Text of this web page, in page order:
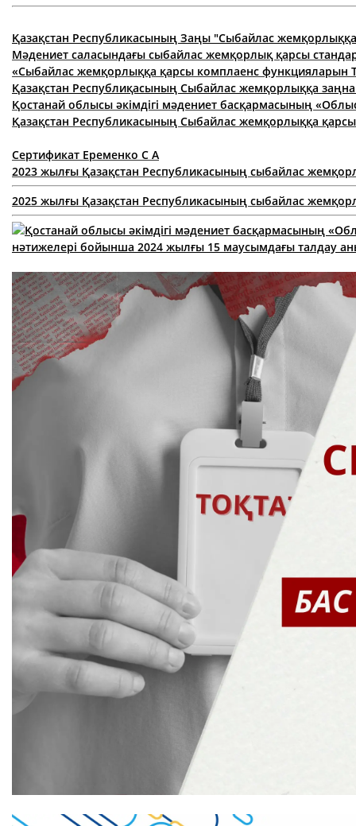
Қазақстан Республикасының Заңы "Сыбайлас
Мәдениет саласындағы сыбайлас жемқорлық қарсы
«Сыбайлас жемқорлыққа қарсы комплаенс функцияларын
Қазақстан Республиқасының Сыбайлас жемқорлыққа
Қостанай облысы әкімдігі мәдениет басқармасының
Қазақстан Республикасының Сыбайлас жемқорлыққа
Сертификат Еременко С А
2023 жылғы Қазақстан Республикасының сыбайлас
2025 жылғы Қазақстан Республикасының сыбайлас